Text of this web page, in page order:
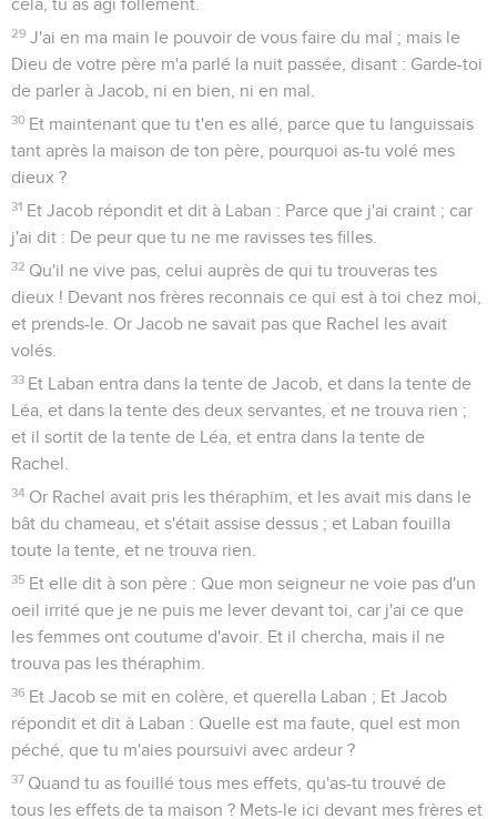
cela, tu as agi follement.
29 J'ai en ma main le pouvoir de vous faire du mal ; mais le
Dieu de votre père m'a parlé la nuit passée, disant : Garde-toi
de parler à Jacob, ni en bien, ni en mal.
30 Et maintenant que tu t'en es allé, parce que tu languissais
tant après la maison de ton père, pourquoi as-tu volé mes
dieux ?
31 Et Jacob répondit et dit à Laban : Parce que j'ai craint ; car
j'ai dit : De peur que tu ne me ravisses tes filles.
32 Qu'il ne vive pas, celui auprès de qui tu trouveras tes
dieux ! Devant nos frères reconnais ce qui est à toi chez moi,
et prends-le. Or Jacob ne savait pas que Rachel les avait
volés.
33 Et Laban entra dans la tente de Jacob, et dans la tente de
Léa, et dans la tente des deux servantes, et ne trouva rien ;
et il sortit de la tente de Léa, et entra dans la tente de
Rachel.
34 Or Rachel avait pris les théraphim, et les avait mis dans le
bât du chameau, et s'était assise dessus ; et Laban fouilla
toute la tente, et ne trouva rien.
35 Et elle dit à son père : Que mon seigneur ne voie pas d'un
oeil irrité que je ne puis me lever devant toi, car j'ai ce que
les femmes ont coutume d'avoir. Et il chercha, mais il ne
trouva pas les théraphim.
36 Et Jacob se mit en colère, et querella Laban ; Et Jacob
répondit et dit à Laban : Quelle est ma faute, quel est mon
péché, que tu m'aies poursuivi avec ardeur ?
37 Quand tu as fouillé tous mes effets, qu'as-tu trouvé de
tous les effets de ta maison ? Mets-le ici devant mes frères et